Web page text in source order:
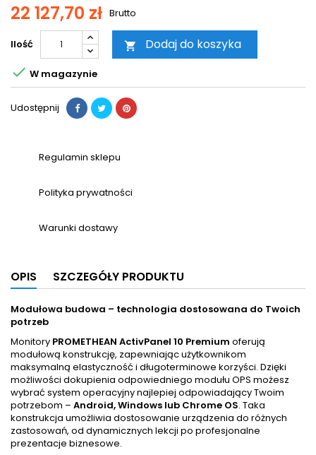
22 127,70 zł Brutto
Ilość  Dodaj do koszyka
 W magazynie
Udostępnij
Regulamin sklepu
Polityka prywatności
Warunki dostawy
OPIS SZCZEGÓŁY PRODUKTU
Modułowa budowa – technologia dostosowana do Twoich
potrzeb
Monitory PROMETHEAN ActivPanel 10 Premium oferują
modułową konstrukcję, zapewniając użytkownikom
maksymalną elastyczność i długoterminowe korzyści. Dzięki
możliwości dokupienia odpowiedniego modułu OPS możesz
wybrać system operacyjny najlepiej odpowiadający Twoim
potrzebom – Android, Windows lub Chrome OS. Taka
konstrukcja umożliwia dostosowanie urządzenia do różnych
zastosowań, od dynamicznych lekcji po profesjonalne
prezentacje biznesowe.